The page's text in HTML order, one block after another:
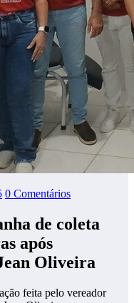
0 Comentários
de coleta
após
Oliveira
feita pelo vereador